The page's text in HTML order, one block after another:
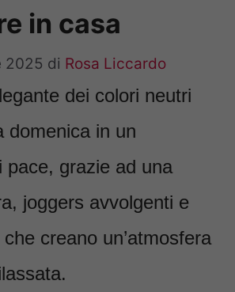
in casa
2025 di Rosa Liccardo
dei colori neutri
domenica in un
pace, grazie ad una
joggers avvolgenti e
creano un’atmosfera